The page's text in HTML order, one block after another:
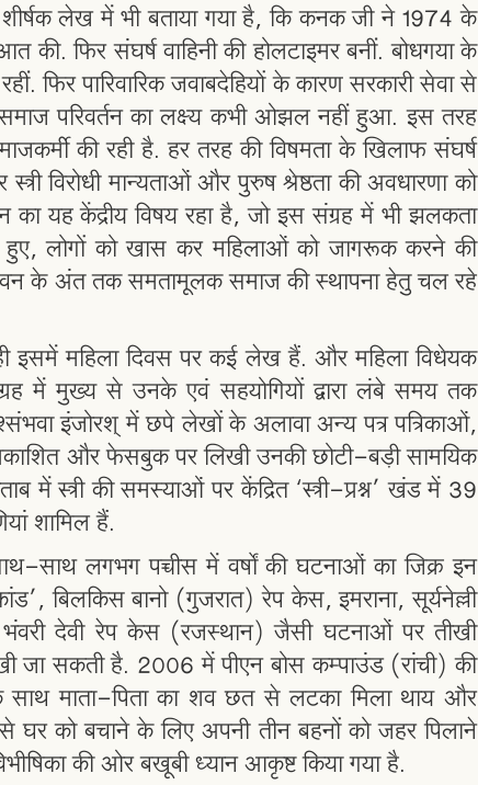
लेख में भी बताया गया है, कि कनक जी ने 1974 के
फिर संघर्ष वाहिनी की होलटाइमर बनीं. बोधगया के
फिर पारिवारिक जवाबदेहियों के कारण सरकारी सेवा से
परिवर्तन का लक्ष्य कभी ओझल नहीं हुआ. इस तरह
की रही है. हर तरह की विषमता के खिलाफ संघर्ष
विरोधी मान्यताओं और पुरुष श्रेष्ठता की अवधारणा को
यह केंद्रीय विषय रहा है, जो इस संग्रह में भी झलकता
हुए, लोगों को खास कर महिलाओं को जागरूक करने की
के अंत तक समतामूलक समाज की स्थापना हेतु चल रहे
इसमें महिला दिवस पर कई लेख हैं. और महिला विधेयक
में मुख्य से उनके एवं सहयोगियों द्वारा लंबे समय तक
इंजोरश् में छपे लेखों के अलावा अन्य पत्र पत्रिकाओं,
और फेसबुक पर लिखी उनकी छोटी-बड़ी सामयिक
में स्त्री की समस्याओं पर केंद्रित ‘स्त्री-प्रश्न’ खंड में 39
शामिल हैं.
साथ लगभग पच्चीस में वर्षों की घटनाओं का जिक्र इन
बिलकिस बानो (गुजरात) रेप केस, इमराना, सूर्यनेल्ली
देवी रेप केस (रजस्थान) जैसी घटनाओं पर तीखी
जा सकती है. 2006 में पीएन बोस कम्पाउंड (रांची) की
साथ माता-पिता का शव छत से लटका मिला थाय और
से घर को बचाने के लिए अपनी तीन बहनों को जहर पिलाने
की ओर बखूबी ध्यान आकृष्ट किया गया है.